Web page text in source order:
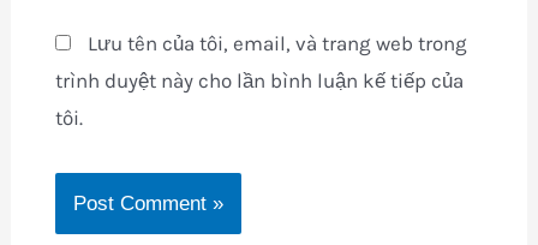
Lưu tên của tôi, email, và trang web trong
trình duyệt này cho lần bình luận kế tiếp của
tôi.